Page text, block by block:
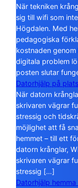
När tekniken
sig till wifi som
Högdalen. Med
pedagogiska
kostnaden
digitala problem
posten slutar
Datorhjälp på
När datorn
skrivaren vägrar
stressig och
möjlighet att få
hemmet – till ett
datorn krånglar,
skrivaren vägrar
stressig […]
Datorhjälp